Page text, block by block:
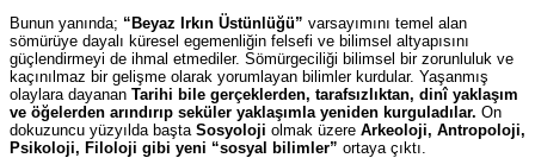
Bunun yanında; “Beyaz Irkın Üstünlüğü” varsayımını temel alan
sömürüye dayalı küresel egemenliğin felsefi ve bilimsel altyapısını
güçlendirmeyi de ihmal etmediler. Sömürgeciliği bilimsel bir zorunluluk ve
kaçınılmaz bir gelişme olarak yorumlayan bilimler kurdular. Yaşanmış
olaylara dayanan Tarihi bile gerçeklerden, tarafsızlıktan, dinî yaklaşım
ve öğelerden arındırıp seküler yaklaşımla yeniden kurguladılar. On
dokuzuncu yüzyılda başta Sosyoloji olmak üzere Arkeoloji, Antropoloji,
Psikoloji, Filoloji gibi yeni “sosyal bilimler” ortaya çıktı.